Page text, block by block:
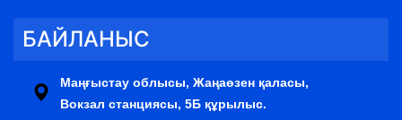
БАЙЛАНЫС
Маңғыстау облысы, Жаңаөзен қаласы,
Вокзал станциясы, 5Б құрылыс.